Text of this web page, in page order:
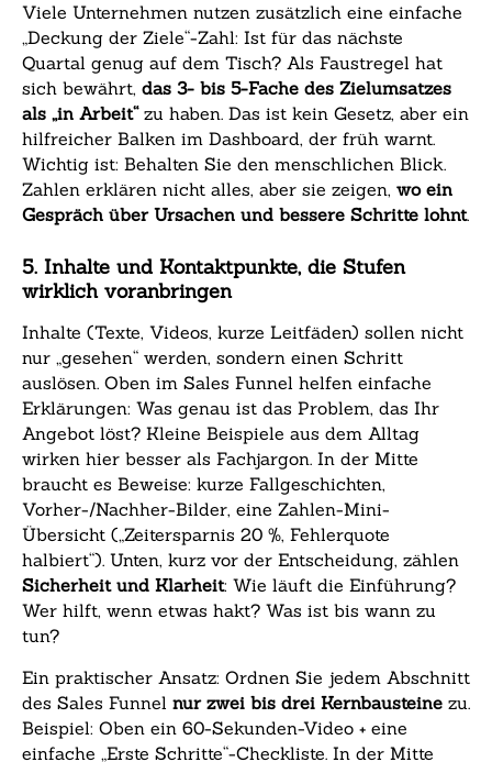
Viele Unternehmen nutzen zusätzlich eine einfache
„Deckung der Ziele“-Zahl: Ist für das nächste
Quartal genug auf dem Tisch? Als Faustregel hat
sich bewährt, das 3- bis 5-Fache des Zielumsatzes
als „in Arbeit“zu haben. Das ist kein Gesetz, aber ein
hilfreicher Balken im Dashboard, der früh warnt.
Wichtig ist: Behalten Sie den menschlichen Blick.
Zahlen erklären nicht alles, aber sie zeigen, wo ein
Gespräch über Ursachen und bessere Schritte lohnt.
5. Inhalte und Kontaktpunkte, die Stufen
wirklich voranbringen
Inhalte (Texte, Videos, kurze Leitfäden) sollen nicht
nur „gesehen“ werden, sondern einen Schritt
auslösen. Oben im Sales Funnel helfen einfache
Erklärungen: Was genau ist das Problem, das Ihr
Angebot löst? Kleine Beispiele aus dem Alltag
wirken hier besser als Fachjargon. In der Mitte
braucht es Beweise: kurze Fallgeschichten,
Vorher-/Nachher-Bilder, eine Zahlen-Mini-
Übersicht („Zeitersparnis 20 %, Fehlerquote
halbiert“). Unten, kurz vor der Entscheidung, zählen
Sicherheit und Klarheit: Wie läuft die Einführung?
Wer hilft, wenn etwas hakt? Was ist bis wann zu
tun?
Ein praktischer Ansatz: Ordnen Sie jedem Abschnitt
des Sales Funnel nur zwei bis drei Kernbausteinezu.
Beispiel: Oben ein 60-Sekunden-Video + eine
einfache „Erste Schritte“-Checkliste. In der Mitte